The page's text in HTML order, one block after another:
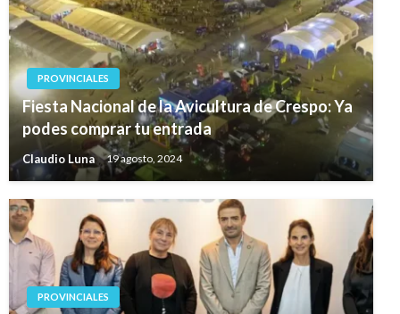
PROVINCIALES
Fiesta Nacional de la Avicultura de Crespo: Ya
podes comprar tu entrada
Claudio Luna 19 agosto, 2024
PROVINCIALES